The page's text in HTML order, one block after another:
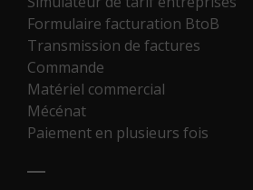
Formulaire facturation BtoB
Transmission de factures
Commande
Matériel commercial
Mécénat
Paiement en plusieurs fois